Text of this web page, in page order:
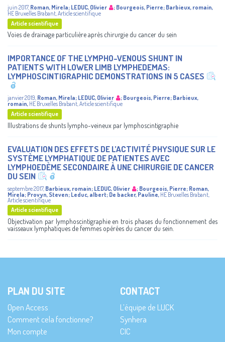
juin 2017, Roman, Mirela; LEDUC, Olivier ; Bourgeois, Pierre; Barbieux, romain,
HE Bruxelles Brabant,Article scientifique
Article scientifique
Voies de drainage particulière après chirurgie du cancer du sein
IMPORTANCE OF THE LYMPHO-VENOUS SHUNT IN
PATIENTS WITH LOWER LIMB LYMPHEDEMAS:
LYMPHOSCINTIGRAPHIC DEMONSTRATIONS IN 5 CASES
janvier 2019, Roman, Mirela; LEDUC, Olivier ; Bourgeois, Pierre; Barbieux,
romain, HE Bruxelles Brabant,Article scientifique
Article scientifique
Illustrations de shunts lympho-veineux par lymphoscintigraphie
EVALUATION DES EFFETS DE L’ACTIVITÉ PHYSIQUE SUR LE
SYSTÈME LYMPHATIQUE DE PATIENTES AVEC
LYMPHOEDÈME SECONDAIRE À UNE CHIRURGIE DE CANCER
DU SEIN
septembre 2017, Barbieux, romain; LEDUC, Olivier ; Bourgeois, Pierre; Roman,
Mirela; Provyn, Steven; Leduc, albert; De backer, Pauline, HE Bruxelles Brabant
Article scientifique
Article scientifique
Objectivation par lymphoscintigraphie en trois phases du fonctionnement des
vaisseaux lymphatiques de femmes opérées du cancer du sein.
PLAN DU SITE
Open Access
Comment cela fonctionne?
Mon compte
CONTACT
L’équipe de LUCK
Synhera
CIC